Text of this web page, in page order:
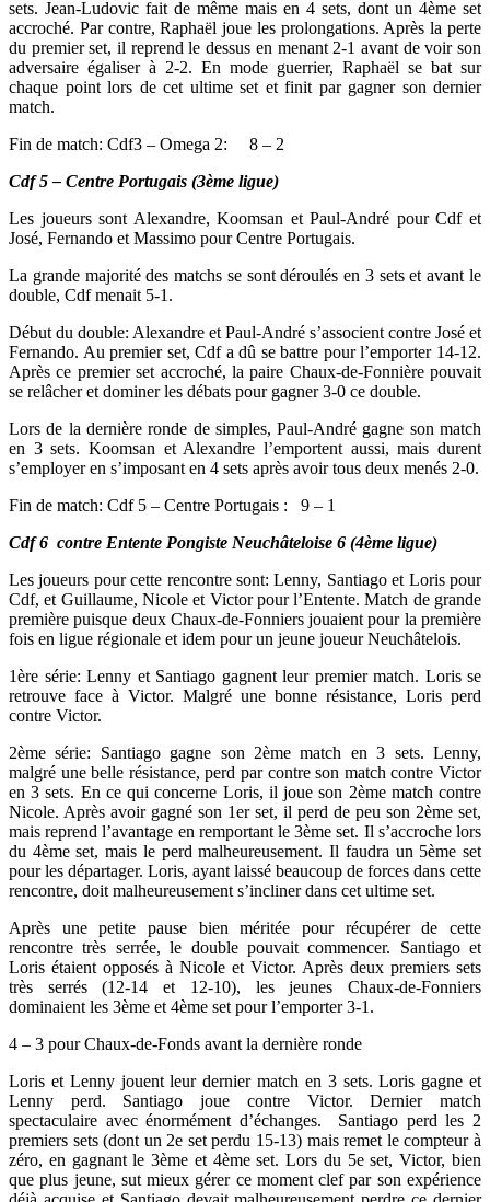
sets. Jean-Ludovic fait de même mais en 4 sets, dont un 4ème set
accroché. Par contre, Raphaël joue les prolongations. Après la perte
du premier set, il reprend le dessus en menant 2-1 avant de voir son
adversaire égaliser à 2-2. En mode guerrier, Raphaël se bat sur
chaque point lors de cet ultime set et finit par gagner son dernier
match.
Fin de match: Cdf3 – Omega 2: 8 – 2
Cdf 5 – Centre Portugais (3ème ligue)
Les joueurs sont Alexandre, Koomsan et Paul-André pour Cdf et
José, Fernando et Massimo pour Centre Portugais.
La grande majorité des matchs se sont déroulés en 3 sets et avant le
double, Cdf menait 5-1.
Début du double: Alexandre et Paul-André s’associent contre José et
Fernando. Au premier set, Cdf a dû se battre pour l’emporter 14-12.
Après ce premier set accroché, la paire Chaux-de-Fonnière pouvait
se relâcher et dominer les débats pour gagner 3-0 ce double.
Lors de la dernière ronde de simples, Paul-André gagne son match
en 3 sets. Koomsan et Alexandre l’emportent aussi, mais durent
s’employer en s’imposant en 4 sets après avoir tous deux menés 2-0.
Fin de match: Cdf 5 – Centre Portugais : 9 – 1
Cdf 6 contre Entente Pongiste Neuchâteloise 6 (4ème ligue)
Les joueurs pour cette rencontre sont: Lenny, Santiago et Loris pour
Cdf, et Guillaume, Nicole et Victor pour l’Entente. Match de grande
première puisque deux Chaux-de-Fonniers jouaient pour la première
fois en ligue régionale et idem pour un jeune joueur Neuchâtelois.
1ère série: Lenny et Santiago gagnent leur premier match. Loris se
retrouve face à Victor. Malgré une bonne résistance, Loris perd
contre Victor.
2ème série: Santiago gagne son 2ème match en 3 sets. Lenny,
malgré une belle résistance, perd par contre son match contre Victor
en 3 sets. En ce qui concerne Loris, il joue son 2ème match contre
Nicole. Après avoir gagné son 1er set, il perd de peu son 2ème set,
mais reprend l’avantage en remportant le 3ème set. Il s’accroche lors
du 4ème set, mais le perd malheureusement. Il faudra un 5ème set
pour les départager. Loris, ayant laissé beaucoup de forces dans cette
rencontre, doit malheureusement s’incliner dans cet ultime set.
Après une petite pause bien méritée pour récupérer de cette
rencontre très serrée, le double pouvait commencer. Santiago et
Loris étaient opposés à Nicole et Victor. Après deux premiers sets
très serrés (12-14 et 12-10), les jeunes Chaux-de-Fonniers
dominaient les 3ème et 4ème set pour l’emporter 3-1.
4 – 3 pour Chaux-de-Fonds avant la dernière ronde
Loris et Lenny jouent leur dernier match en 3 sets. Loris gagne et
Lenny perd. Santiago joue contre Victor. Dernier match
spectaculaire avec énormément d’échanges. Santiago perd les 2
premiers sets (dont un 2e set perdu 15-13) mais remet le compteur à
zéro, en gagnant le 3ème et 4ème set. Lors du 5e set, Victor, bien
que plus jeune, sut mieux gérer ce moment clef par son expérience